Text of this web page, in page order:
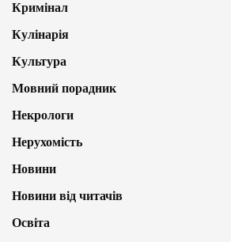
Кримінал
Кулінарія
Культура
Мовний порадник
Некрологи
Нерухомість
Новини
Новини від читачів
Освіта